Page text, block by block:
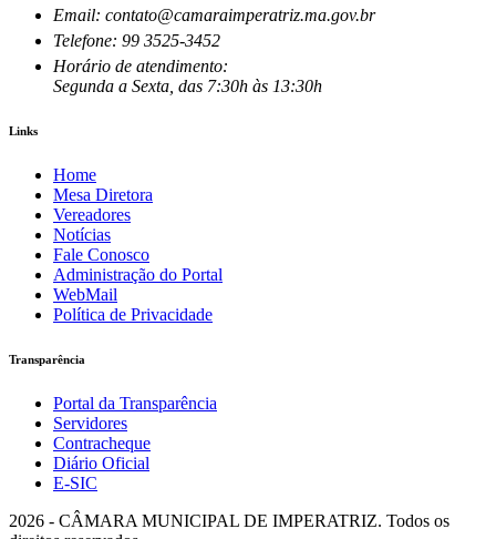
Email: contato@camaraimperatriz.ma.gov.br
Telefone: 99 3525-3452
Horário de atendimento:
Segunda a Sexta, das 7:30h às 13:30h
Links
Home
Mesa Diretora
Vereadores
Notícias
Fale Conosco
Administração do Portal
WebMail
Política de Privacidade
Transparência
Portal da Transparência
Servidores
Contracheque
Diário Oficial
E-SIC
2026 - CÂMARA MUNICIPAL DE IMPERATRIZ. Todos os